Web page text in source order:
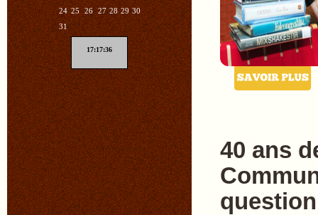
40 ans
24 25 26 27 28 29 30
31
17:17:37